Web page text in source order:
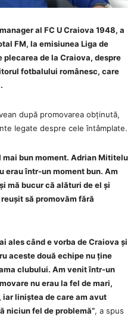
al FC U Craiova 1948, a
FM, la emisiunea Liga de
plecarea de la Craiova, despre
fotbalului românesc, care
după promovarea obținută,
legate despre cele întâmplate.
mai bun moment. Adrian Mititelu
erau într-un moment bun. Am
mă bucur că alături de el și
să promovăm fără
ales când e vorba de Craiova și
aceste două echipe nu ține
clubului. Am venit într-un
nu erau la fel de mari,
liniștea de care am avut
niciun fel de problemă”, a spus